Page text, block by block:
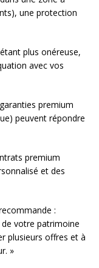
une protection
plus onéreuse,
avec vos
premium
peuvent répondre
premium
et des
:
de votre patrimoine
plusieurs offres et à
»